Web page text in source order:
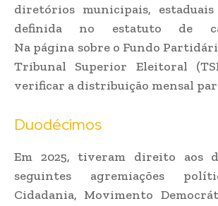
diretórios municipais,
definida no estatuto de
Na página sobre o Fundo
Tribunal Superior Eleitoral
verificar a distribuição mensal
Duodécimos
Em 2025, tiveram direito aos
seguintes agremiações
Cidadania, Movimento